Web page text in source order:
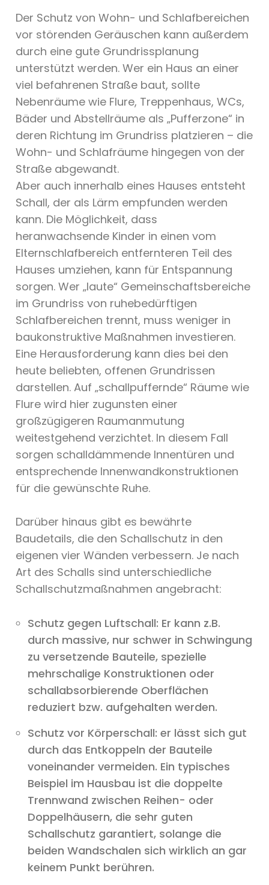
Der Schutz von Wohn- und Schlafbereichen
vor störenden Geräuschen kann außerdem
durch eine gute Grundrissplanung
unterstützt werden. Wer ein Haus an einer
viel befahrenen Straße baut, sollte
Nebenräume wie Flure, Treppenhaus, WCs,
Bäder und Abstellräume als „Pufferzone“ in
deren Richtung im Grundriss platzieren – die
Wohn- und Schlafräume hingegen von der
Straße abgewandt.
Aber auch innerhalb eines Hauses entsteht
Schall, der als Lärm empfunden werden
kann. Die Möglichkeit, dass
heranwachsende Kinder in einen vom
Elternschlafbereich entfernteren Teil des
Hauses umziehen, kann für Entspannung
sorgen. Wer „laute“ Gemeinschaftsbereiche
im Grundriss von ruhebedürftigen
Schlafbereichen trennt, muss weniger in
baukonstruktive Maßnahmen investieren.
Eine Herausforderung kann dies bei den
heute beliebten, offenen Grundrissen
darstellen. Auf „schallpuffernde“ Räume wie
Flure wird hier zugunsten einer
großzügigeren Raumanmutung
weitestgehend verzichtet. In diesem Fall
sorgen schalldämmende Innentüren und
entsprechende Innenwandkonstruktionen
für die gewünschte Ruhe.
Darüber hinaus gibt es bewährte
Baudetails, die den Schallschutz in den
eigenen vier Wänden verbessern. Je nach
Art des Schalls sind unterschiedliche
Schallschutzmaßnahmen angebracht:
Schutz gegen Luftschall: Er kann z.B.
durch massive, nur schwer in Schwingung
zu versetzende Bauteile, spezielle
mehrschalige Konstruktionen oder
schallabsorbierende Oberflächen
reduziert bzw. aufgehalten werden.
Schutz vor Körperschall: er lässt sich gut
durch das Entkoppeln der Bauteile
voneinander vermeiden. Ein typisches
Beispiel im Hausbau ist die doppelte
Trennwand zwischen Reihen- oder
Doppelhäusern, die sehr guten
Schallschutz garantiert, solange die
beiden Wandschalen sich wirklich an gar
keinem Punkt berühren.